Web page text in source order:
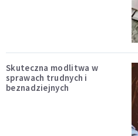
Skuteczna modlitwa w
sprawach trudnych i
beznadziejnych